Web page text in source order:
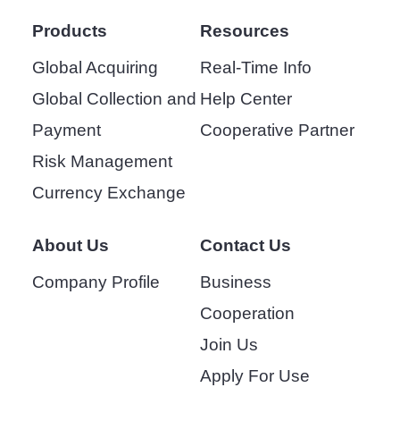
Products
Global Acquiring
Global Collection and
Payment
Risk Management
Currency Exchange
Resources
Real-Time Info
Help Center
Cooperative Partner
About Us
Company Profile
Contact Us
Business
Cooperation
Join Us
Apply For Use